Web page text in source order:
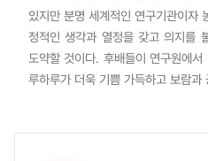
있지만 분명 세계적인 연구기관이자
정적인 생각과 열정을 갖고 의지를
도약할 것이다. 후배들이 연구원에
루하루가 더욱 기쁨 가득하고 보람과